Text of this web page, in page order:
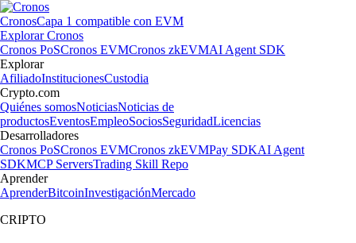
CronosCapa 1 compatible con EVM
Explorar Cronos
Cronos PoSCronos EVMCronos zkEVMAI Agent SDK
Explorar
AfiliadoInstitucionesCustodia
Crypto.com
Quiénes somosNoticiasNoticias de
productosEventosEmpleoSociosSeguridadLicencias
Desarrolladores
Cronos PoSCronos EVMCronos zkEVMPay SDKAI Agent
SDKMCP ServersTrading Skill Repo
Aprender
AprenderBitcoinInvestigaciónMercado
CRIPTO